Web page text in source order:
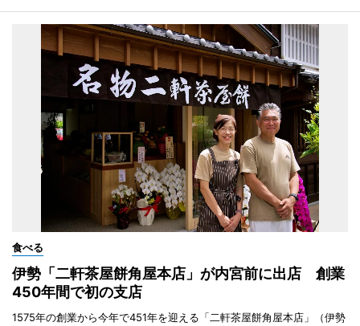
食べる
伊勢「二軒茶屋餅角屋本店」が内宮前に出店 創業
450年間で初の支店
1575年の創業から今年で451年を迎える「二軒茶屋餅角屋本店」（伊勢